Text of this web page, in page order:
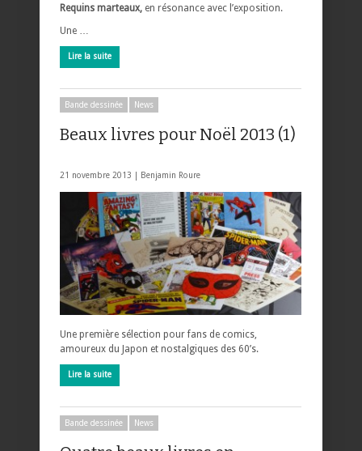
Requins marteaux, en résonance avec l’exposition.
Une …
Lire la suite
Bande dessinée News
Beaux livres pour Noël 2013 (1)
21 novembre 2013 | Benjamin Roure
Une première sélection pour fans de comics,
amoureux du Japon et nostalgiques des 60’s.
Lire la suite
Bande dessinée News